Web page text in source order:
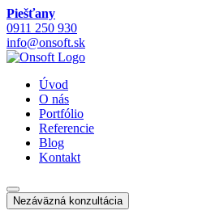
Piešťany
0911 250 930
info@onsoft.sk
Úvod
O nás
Portfólio
Referencie
Blog
Kontakt
Nezáväzná konzultácia